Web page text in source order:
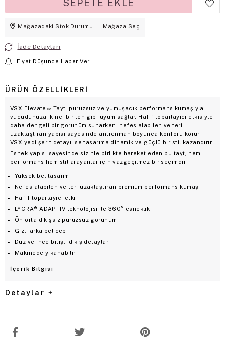
Mağazadaki Stok Durumu Mağaza Seç
İade Detayları
Fiyat Düşünce Haber Ver
ÜRÜN ÖZELLIKLERI
VSX Elevate™ Tayt, pürüzsüz ve yumuşacık performans kumaşıyla
vücudunuza ikinci bir ten gibi uyum sağlar. Hafif toparlayıcı etkisiyle
daha dengeli bir görünüm sunarken, nefes alabilen ve teri
uzaklaştıran yapısı sayesinde antrenman boyunca konforu korur.
VSX yedi şerit detayı ise tasarıma dinamik ve güçlü bir stil kazandırır.
Esnek yapısı sayesinde sizinle birlikte hareket eden bu tayt, hem
performans hem stil arayanlar için vazgeçilmez bir seçimdir.
Yüksek bel tasarım
Nefes alabilen ve teri uzaklaştıran premium performans kumaş
Hafif toparlayıcı etki
LYCRA® ADAPTIV teknolojisi ile 360° esneklik
Ön orta dikişsiz pürüzsüz görünüm
Gizli arka bel cebi
Düz ve ince bitişli dikiş detayları
Makinede yıkanabilir
İçerik Bilgisi
Detaylar